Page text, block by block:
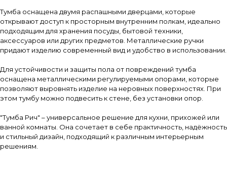
Тумба оснащена двумя распашными дверцами, которые
открывают доступ к просторным внутренним полкам, идеально
подходящим для хранения посуды, бытовой техники,
аксессуаров или других предметов. Металлические ручки
придают изделию современный вид и удобство в использовании.
Для устойчивости и защиты пола от повреждений тумба
оснащена металлическими регулируемыми опорами, которые
позволяют выровнять изделие на неровных поверхностях. При
этом тумбу можно подвесить к стене, без установки опор.
"Тумба Рич" – универсальное решение для кухни, прихожей или
ванной комнаты. Она сочетает в себе практичность, надёжность
и стильный дизайн, подходящий к различным интерьерным
решениям.